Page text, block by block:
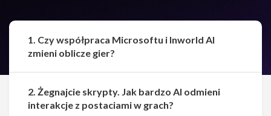
1. Czy współpraca Microsoftu i Inworld AI
zmieni oblicze gier?
2. Żegnajcie skrypty. Jak bardzo AI odmieni
interakcje z postaciami w grach?